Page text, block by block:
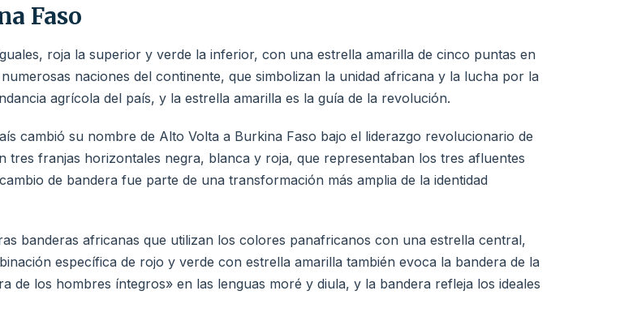
Faso
roja la superior y verde la inferior, con una estrella amarilla de cinco puntas en
naciones del continente, que simbolizan la unidad africana y la lucha por la
agrícola del país, y la estrella amarilla es la guía de la revolución.
cambió su nombre de Alto Volta a Burkina Faso bajo el liderazgo revolucionario de
tres franjas horizontales negra, blanca y roja, que representaban los tres afluentes
de bandera fue parte de una transformación más amplia de la identidad
banderas africanas que utilizan los colores panafricanos con una estrella central,
específica de rojo y verde con estrella amarilla también evoca la bandera de la
de los hombres íntegros» en las lenguas moré y diula, y la bandera refleja los ideales